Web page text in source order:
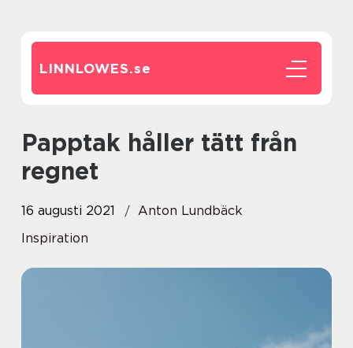
LINNLOWES.se
Papptak håller tätt från
regnet
16 augusti 2021
Anton Lundbäck
Inspiration